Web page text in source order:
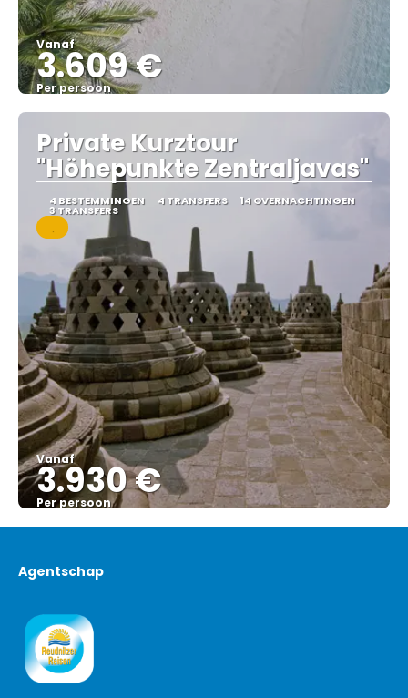
Vanaf
3.609 €
Per persoon
Bekijk
Private Kurztour
"Höhepunkte Zentraljavas"
4 BESTEMMINGEN 4 TRANSFERS 14 OVERNACHTINGEN
3 TRANSFERS
.
Vanaf
3.930 €
Per persoon
Bekijk
Agentschap